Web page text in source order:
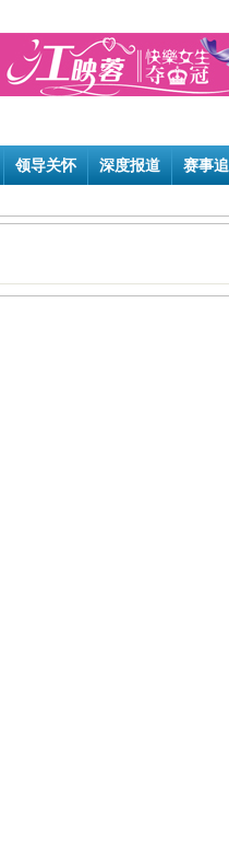
领导关怀 深度报道 赛事